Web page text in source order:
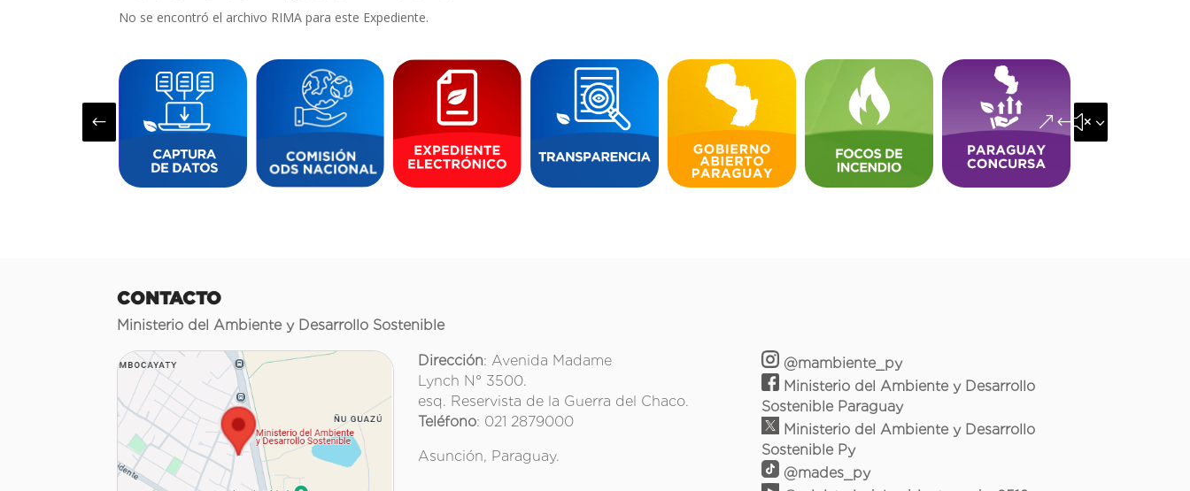
No se encontró el archivo RIMA para este Expediente.
# &#x35;
CONTACTO
Ministerio del Ambiente y Desarrollo Sostenible
Dirección: Avenida Madame
Lynch N° 3500.
esq. Reservista de la Guerra del Chaco.
Teléfono: 021 2879000
Asunción, Paraguay.
@mambiente_py
Ministerio del Ambiente y Desarrollo
Sostenible Paraguay
Ministerio del Ambiente y Desarrollo
Sostenible Py
@mades_py